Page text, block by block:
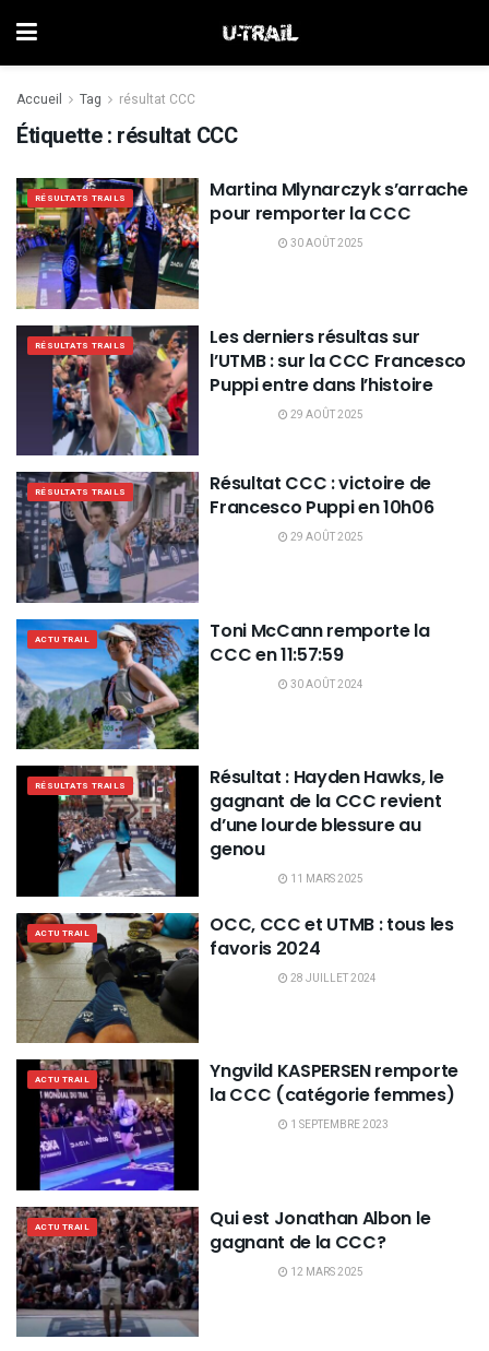
Accueil Tag résultat CCC
Étiquette : résultat CCC
RÉSULTATS TRAILS
Martina Mlynarczyk s’arrache
pour remporter la CCC
30 AOÛT 2025
RÉSULTATS TRAILS
Les derniers résultas sur
l’UTMB : sur la CCC Francesco
Puppi entre dans l’histoire
29 AOÛT 2025
RÉSULTATS TRAILS
Résultat CCC : victoire de
Francesco Puppi en 10h06
29 AOÛT 2025
ACTU TRAIL
Toni McCann remporte la
CCC en 11:57:59
30 AOÛT 2024
RÉSULTATS TRAILS
Résultat : Hayden Hawks, le
gagnant de la CCC revient
d’une lourde blessure au
genou
11 MARS 2025
ACTU TRAIL
OCC, CCC et UTMB : tous les
favoris 2024
28 JUILLET 2024
ACTU TRAIL
Yngvild KASPERSEN remporte
la CCC (catégorie femmes)
1 SEPTEMBRE 2023
ACTU TRAIL
Qui est Jonathan Albon le
gagnant de la CCC?
12 MARS 2025